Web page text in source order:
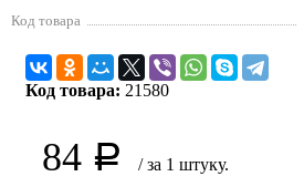
Код товара
Код товара: 21580
84 Р / за 1 штуку.